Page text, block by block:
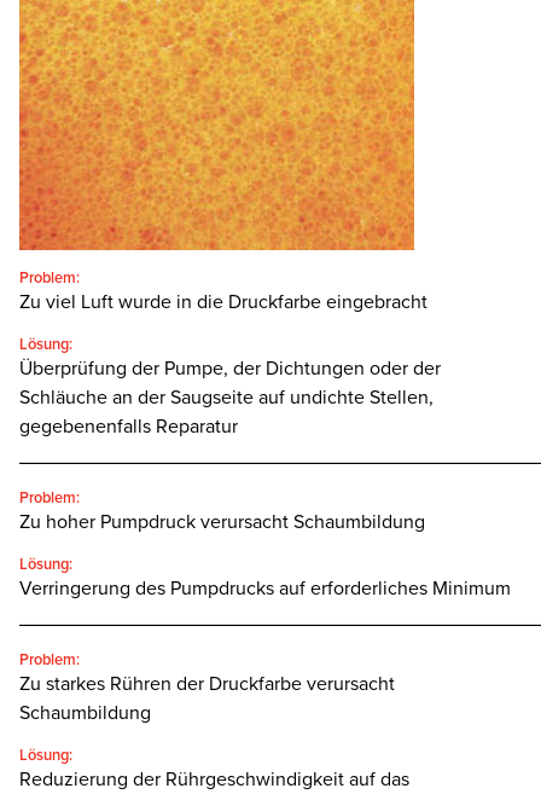
Problem:
Zu viel Luft wurde in die Druckfarbe eingebracht
Lösung:
Überprüfung der Pumpe, der Dichtungen oder der
Schläuche an der Saugseite auf undichte Stellen,
gegebenenfalls Reparatur
Problem:
Zu hoher Pumpdruck verursacht Schaumbildung
Lösung:
Verringerung des Pumpdrucks auf erforderliches Minimum
Problem:
Zu starkes Rühren der Druckfarbe verursacht
Schaumbildung
Lösung:
Reduzierung der Rührgeschwindigkeit auf das